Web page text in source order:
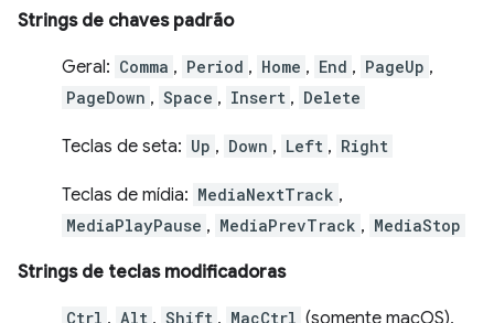
Strings de chaves padrão
Geral: Comma , Period , Home , End , PageUp ,
PageDown , Space , Insert , Delete
Teclas de seta: Up , Down , Left , Right
Teclas de mídia: MediaNextTrack ,
MediaPlayPause , MediaPrevTrack , MediaStop
Strings de teclas modificadoras
Ctrl , Alt , Shift , MacCtrl (somente macOS),